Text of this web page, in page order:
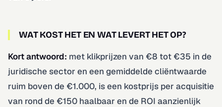
WAT KOST HET EN WAT LEVERT HET OP?
Kort antwoord: met klikprijzen van €8 tot €35 in de
juridische sector en een gemiddelde cliëntwaarde
ruim boven de €1.000, is een kostprijs per acquisitie
van rond de €150 haalbaar en de ROI aanzienlijk